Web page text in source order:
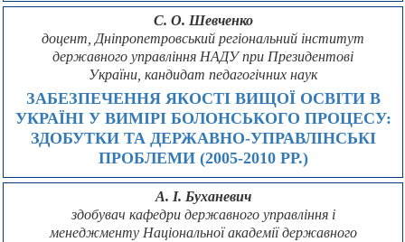
С. О. Шевченко
доцент, Дніпропетровський регіональний інститут
державного управління НАДУ при Президентові
України, кандидат педагогічних наук
ЗАБЕЗПЕЧЕННЯ ЯКОСТІ ВИЩОЇ ОСВІТИ В
УКРАЇНІ У ВИМІРІ БОЛОНСЬКОГО ПРОЦЕСУ:
ЗДОБУТКИ ТА ДЕРЖАВНО-УПРАВЛІНСЬКІ
ПРОБЛЕМИ (2005-2010 РР.)
А. І. Буханевич
здобувач кафедри державного управління і
менеджменту Національної академії державного